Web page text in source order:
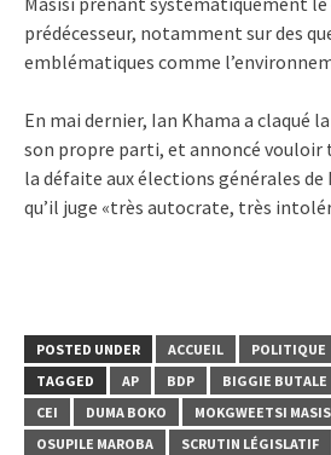
prédécesseur, notamment sur des
emblématiques comme
En mai dernier, Ian Khama a claqué
son propre parti, et annoncé
la défaite aux élections générales de
qu’il juge «très autocrate, très
POSTED UNDER ACCUEIL
POLITIQUE
TAGGED
AP BDP BIGGIE BUTALE
CEI
DUMA BOKO MOKGWEETSI
OSUPILE MAROBA
SCRUTIN LÉGISLATIF